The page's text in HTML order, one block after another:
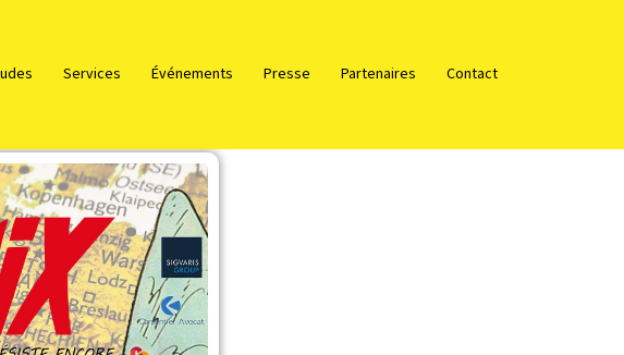
Services Événements Presse Partenaires Contact